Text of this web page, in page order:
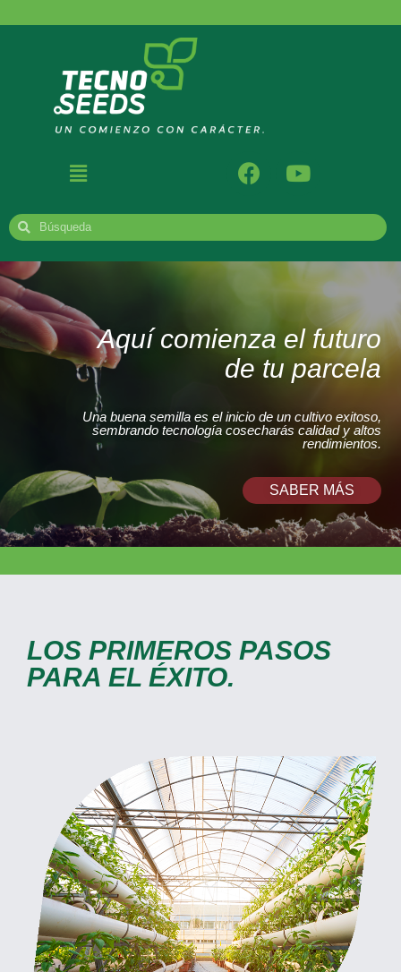
Aquí comienza el futuro
de tu parcela
Una buena semilla es el inicio de un cultivo exitoso,
sembrando tecnología cosecharás calidad y altos
rendimientos.
SABER MÁS
LOS PRIMEROS PASOS
PARA EL ÉXITO.